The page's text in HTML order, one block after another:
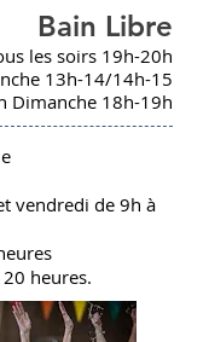
Bain Libre
les soirs 19h-20h
13h-14/14h-15
Dimanche 18h-19h
vendredi de 9h à
heures.